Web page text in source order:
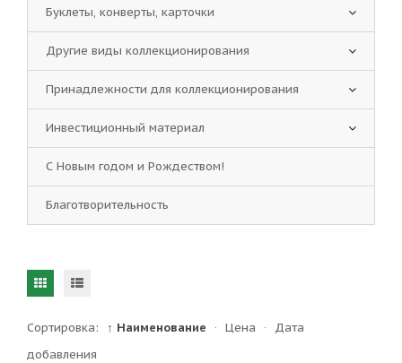
Сортировка: ↑ Наименование · Цена ·
Дата
добавления
Буклеты, конверты, карточки
Другие виды коллекционирования
Принадлежности для коллекционирования
Инвестиционный материал
С Новым годом и Рождеством!
Благотворительность